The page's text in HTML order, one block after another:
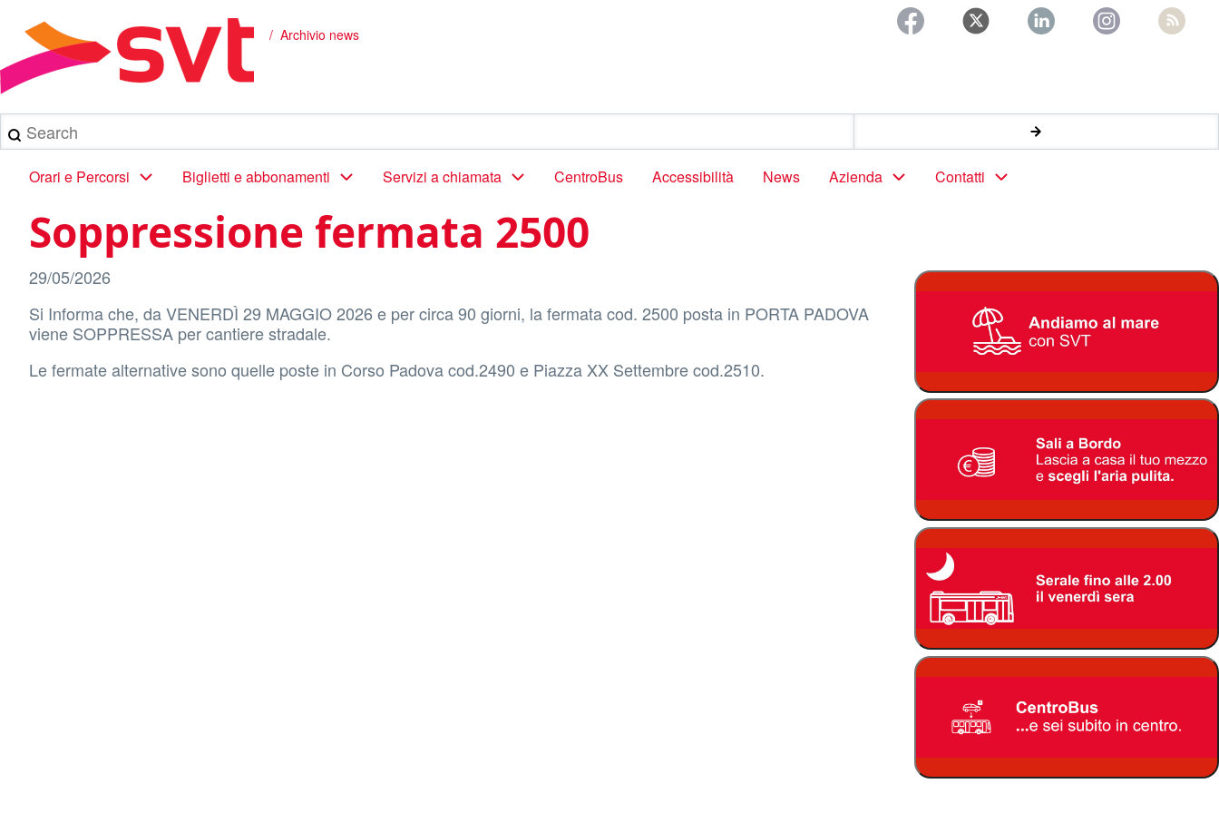
contenuto
principale
Briciole
di
pane
Archivio news
Search
Main
navigation
Orari e Percorsi Biglietti e abbonamenti Servizi a chiamata CentroBus Accessibilità News Azienda Contatti
Soppressione fermata 2500
29/05/2026
Si Informa che, da VENERDÌ 29 MAGGIO 2026 e per circa 90 giorni, la fermata cod. 2500 posta in PORTA PADOVA
viene SOPPRESSA per cantiere stradale.
Le fermate alternative sono quelle poste in Corso Padova cod.2490 e Piazza XX Settembre cod.2510.